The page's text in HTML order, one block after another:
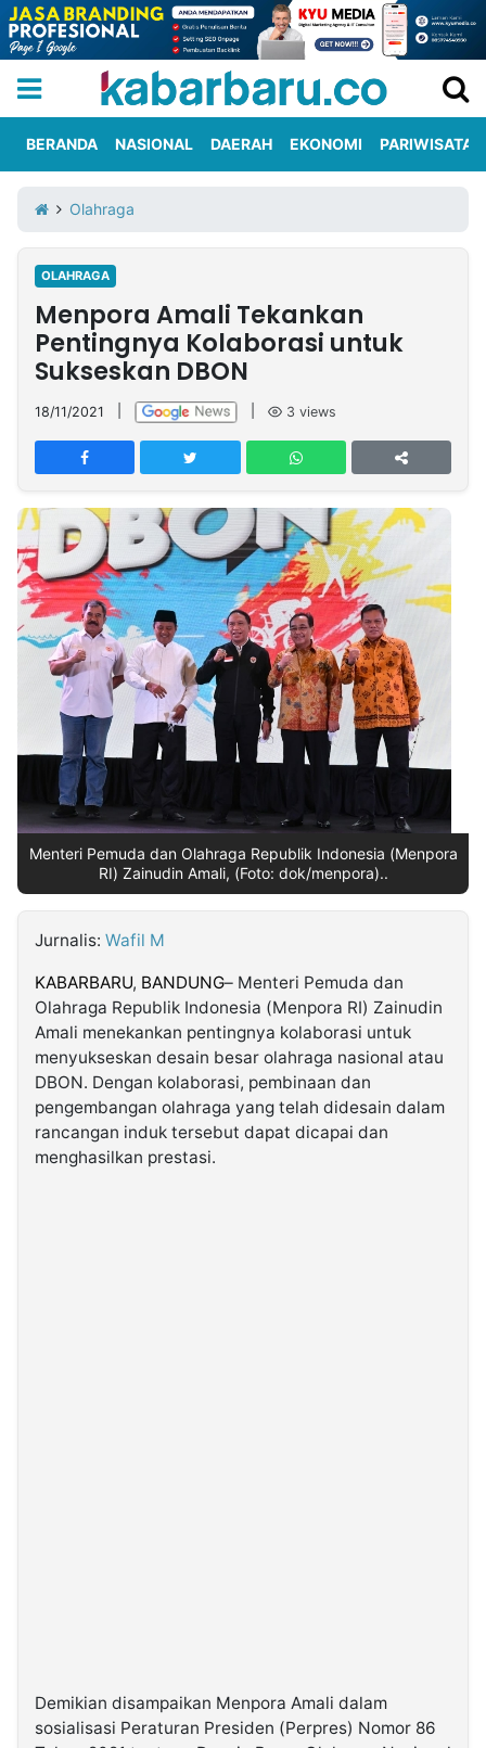
Iklan
Berita
Kami
Nasional
International
Olahraga
Entertainment
Daerah
Pariwisata
Kuliner
Kolom
Network
PT
TREETAN
INDONESIA
Partner
Insight
Suara
Time
Lens
Daily
Jogja
Jalan
Rakyat
Idealita
News
Kita
Notice
Dinamikapost.com
Radar
Baru
Seedbacklink
Kabarbaru
Kabarbaru.co
2026
Kabarbaru
Media
Holding
BERANDA NASIONAL DAERAH EKONOMI PARIWISATA
Olahraga
OLAHRAGA
Menpora Amali Tekankan
Pentingnya Kolaborasi untuk
Sukseskan DBON
18/11/2021 3 views
Menteri Pemuda dan Olahraga Republik Indonesia (Menpora
RI) Zainudin Amali, (Foto: dok/menpora)..
Jurnalis: Wafil M
KABARBARU, BANDUNG– Menteri Pemuda dan
Olahraga Republik Indonesia (Menpora RI) Zainudin
Amali menekankan pentingnya kolaborasi untuk
menyukseskan desain besar olahraga nasional atau
DBON. Dengan kolaborasi, pembinaan dan
pengembangan olahraga yang telah didesain dalam
rancangan induk tersebut dapat dicapai dan
menghasilkan prestasi.
Demikian disampaikan Menpora Amali dalam
sosialisasi Peraturan Presiden (Perpres) Nomor 86